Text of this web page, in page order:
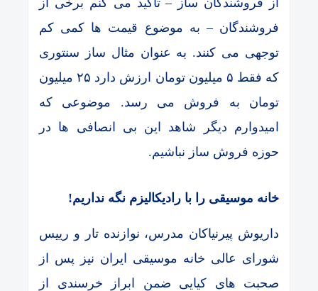
از فروشندگان ساز – تاکید می کنم برخی از
فروشندگان – به موضوع قیمت ها کمی کم
توجهی می کنند. به عنوان مثال ساز سنتوری
که فقط ۵ میلیون تومان ارزش دارد ۲۵ میلیون
تومان به فروش می رسد. موضوعی که
امیدوارم دیگر شاهد این بی انصافی ها در
حوزه فروش ساز نباشیم.
خانه موسیقی را با رادیکالیزم نگه نداریم!
داریوش پیرنیاکان مدرس، نوازنده تار و رییس
شورای عالی خانه موسیقی ایران نیز پس از
صحبت های کیایی ضمن ابراز خرسندی از